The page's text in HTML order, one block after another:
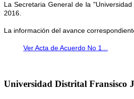
La Secretaria General de la
2016.
La información del avance
Ver Acta de Acuerdo No 1...
Universidad Distrital Fransisco